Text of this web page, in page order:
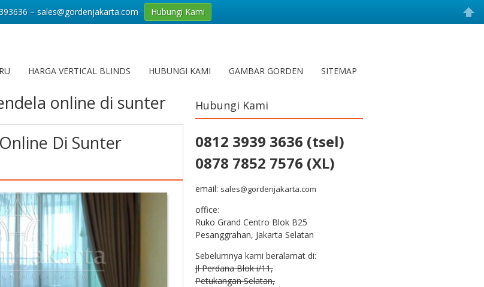
HARGA VERTICAL BLINDS HUBUNGI KAMI GAMBAR GORDEN SITEMAP
online di sunter
Di Sunter
Hubungi Kami
0812 3939 3636 (tsel)
0878 7852 7576 (XL)
email: sales@gordenjakarta.com
office:
Ruko Grand Centro Blok B25
Pesanggrahan, Jakarta Selatan
Sebelumnya kami beralamat di:
Jl Perdana Blok i/11,
Petukangan Selatan,
– sales@gordenjakarta.com Hubungi Kami